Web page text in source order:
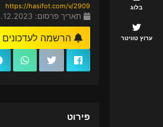
בלוג
ערוץ טוויטר
https://hasifot.com/v/2909
תאריך פרסום: 25.12.2023 20:03
הרשמה לעדכונים
פירוט